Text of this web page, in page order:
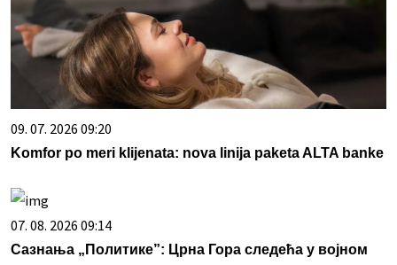
09. 07. 2026 09:20
Komfor po meri klijenata: nova linija paketa ALTA banke
07. 08. 2026 09:14
Сазнања „Политике”: Црна Гора следећа у војном